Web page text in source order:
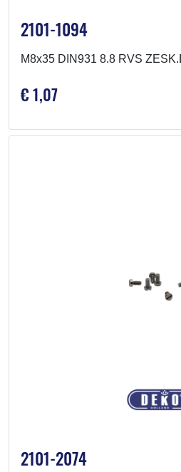
2101-1094
M8x35 DIN931 8.8 RVS
€ 1,07
2101-2074